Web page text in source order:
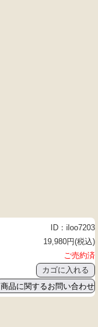
ID：iloo7203
19,980円(税込)
ご売約済
商品に関するお問い合わせ